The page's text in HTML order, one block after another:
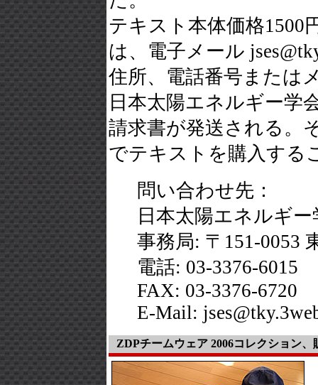
テキスト本体価格1500
は、電子メール
住所、電話番号または
日本太陽エネルギー学
請求書が発送される。
でテキストを購入する
問い合わせ先：
日本太陽エネルギー
事務局: 〒151-0053
電話: 03-3376-6015
FAX: 03-3376-6720
E-Mail:
ZDPチームウェア 2006コレクション、